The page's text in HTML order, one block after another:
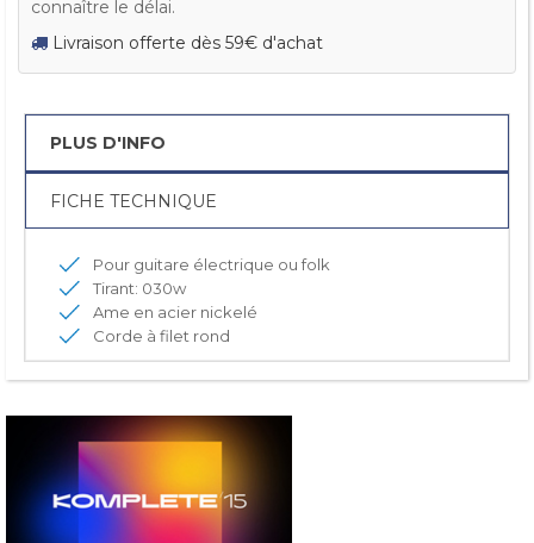
connaître le délai.
Livraison offerte dès 59€ d'achat
PLUS D'INFO
FICHE TECHNIQUE
Pour guitare électrique ou folk
Tirant: 030w
Ame en acier nickelé
Corde à filet rond